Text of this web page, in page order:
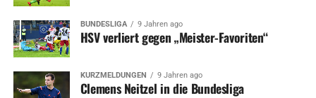
BUNDESLIGA 9 Jahren ago
HSV verliert gegen „Meister-Favoriten“
KURZMELDUNGEN 9 Jahren ago
Clemens Neitzel in die Bundesliga